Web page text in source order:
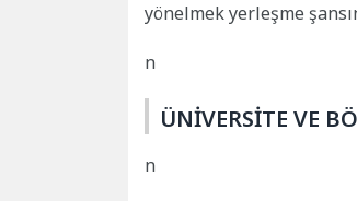
yönelmek yerleşme
n
ÜNİVERSİTE VE
n